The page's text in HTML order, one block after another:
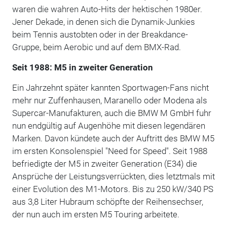
waren die wahren Auto-Hits der hektischen 1980er.
Jener Dekade, in denen sich die Dynamik-Junkies
beim Tennis austobten oder in der Breakdance-
Gruppe, beim Aerobic und auf dem BMX-Rad.
Seit 1988: M5 in zweiter Generation
Ein Jahrzehnt später kannten Sportwagen-Fans nicht
mehr nur Zuffenhausen, Maranello oder Modena als
Supercar-Manufakturen, auch die BMW M GmbH fuhr
nun endgültig auf Augenhöhe mit diesen legendären
Marken. Davon kündete auch der Auftritt des BMW M5
im ersten Konsolenspiel "Need for Speed". Seit 1988
befriedigte der M5 in zweiter Generation (E34) die
Ansprüche der Leistungsverrückten, dies letztmals mit
einer Evolution des M1-Motors. Bis zu 250 kW/340 PS
aus 3,8 Liter Hubraum schöpfte der Reihensechser,
der nun auch im ersten M5 Touring arbeitete.